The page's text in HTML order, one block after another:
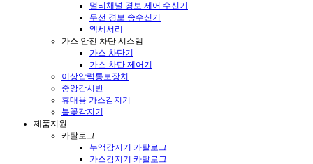
멀티채널 경보 제어 수신기
무선 경보 송수신기
액세서리
가스 안전 차단 시스템
가스 차단기
가스 차단 제어기
이상압력통보장치
중앙감시반
휴대용 가스감지기
불꽃감지기
제품지원
카탈로그
누액감지기 카탈로그
가스감지기 카탈로그